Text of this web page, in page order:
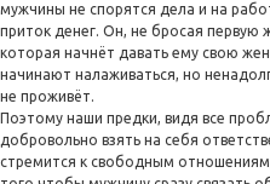
мужчины не спорятся дела и на
приток денег. Он, не бросая первую
которая начнёт давать ему свою
начинают налаживаться, но
не проживёт.
Поэтому наши предки, видя все
добровольно взять на себя
стремится к свободным